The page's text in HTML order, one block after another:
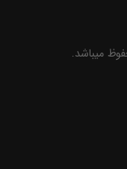
میباشد.